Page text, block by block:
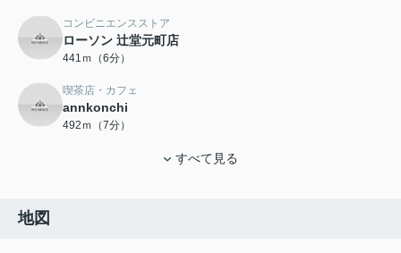
コンビニエンスストア
ローソン 辻堂元町店
441ｍ（6分）
喫茶店・カフェ
annkonchi
492ｍ（7分）
すべて見る
地図